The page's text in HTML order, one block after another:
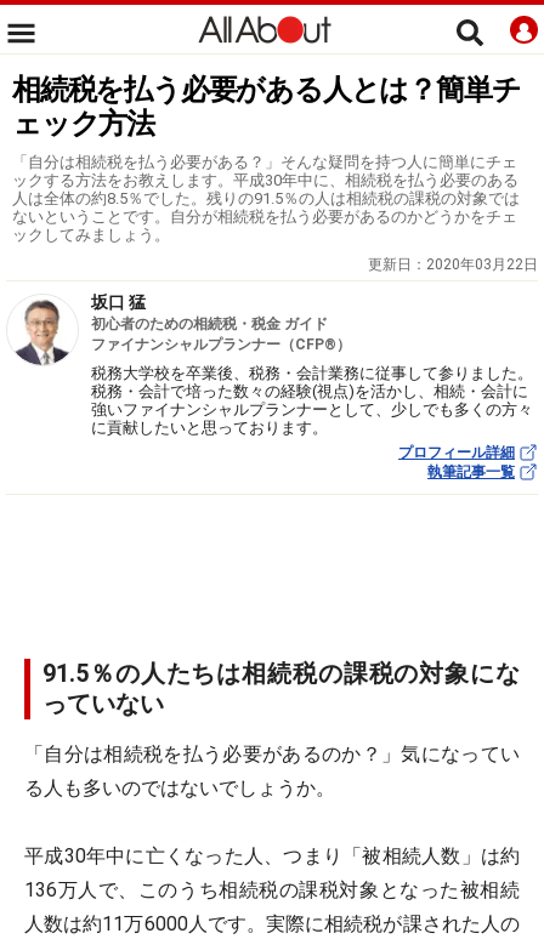
相続税を払う必要がある人とは？簡単チ
ェック方法
「自分は相続税を払う必要がある？」そんな疑問を持つ人に簡単にチェ
ックする方法をお教えします。平成30年中に、相続税を払う必要のある
人は全体の約8.5％でした。残りの91.5％の人は相続税の課税の対象では
ないということです。自分が相続税を払う必要があるのかどうかをチェ
ックしてみましょう。
更新日： 2020年03月22日
坂口 猛
初心者のための相続税・税金 ガイド
ファイナンシャルプランナー（CFP®）
税務大学校を卒業後、税務・会計業務に従事して参りました。
税務・会計で培った数々の経験(視点)を活かし、相続・会計に
強いファイナンシャルプランナーとして、少しでも多くの方々
に貢献したいと思っております。
プロフィール詳細
執筆記事一覧
91.5％の人たちは相続税の課税の対象にな
っていない
「自分は相続税を払う必要があるのか？」気になってい
る人も多いのではないでしょうか。
平成30年中に亡くなった人、つまり「被相続人数」は約
136万人で、このうち相続税の課税対象となった被相続
人数は約11万6000人です。実際に相続税が課された人の